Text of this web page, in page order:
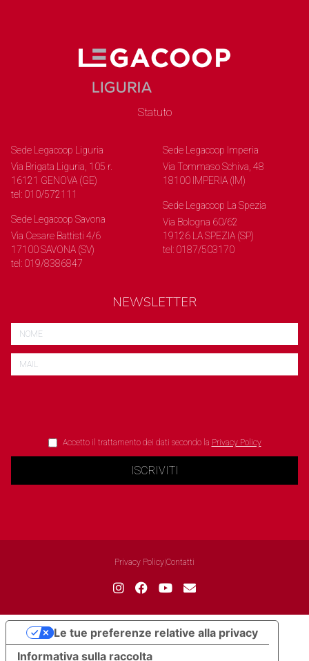
Statuto
Sede Legacoop Liguria
Via Brigata Liguria, 105 r.
16121 GENOVA (GE)
tel: 010/572111
Sede Legacoop Savona
Via Cesare Battisti 4/6
17100 SAVONA (SV)
tel: 019/8386847
Sede Legacoop Imperia
Via Tommaso Schiva, 48
18100 IMPERIA (IM)
Sede Legacoop La Spezia
Via Bologna 60/62
19126 LA SPEZIA (SP)
tel: 0187/503170
NEWSLETTER
Accetto il trattamento dei dati secondo la Privacy Policy
ISCRIVITI
Privacy Policy Contatti
Informativa sulla raccolta
Le tue preferenze relative alla privacy